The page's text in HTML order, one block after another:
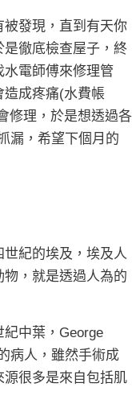
發現，直到有天你
徹底檢查屋子，終
電師傅來修理管
成疼痛(水費帳
修理，於是想透過各
漏，希望下個月的
紀的埃及，埃及人
，就是透過人為的
中葉，George
病人，雖然手術成
很多是來自包括肌